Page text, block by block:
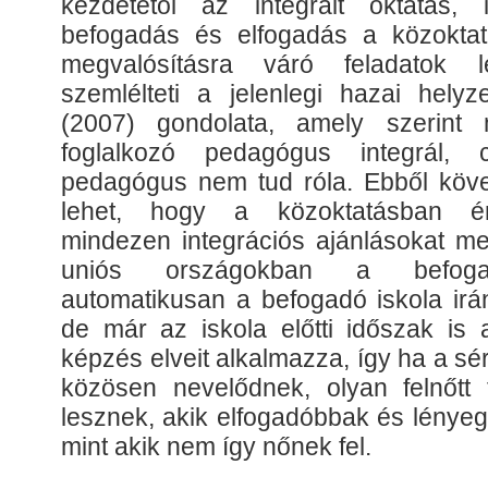
befogadás és elfogadás a
megvalósításra váró feladatok
szemlélteti a jelenlegi hazai
(2007) gondolata, amely szerint
foglalkozó pedagógus
pedagógus nem tud róla. Ebből
lehet, hogy a közoktatásban
mindezen integrációs ajánlásokat
uniós országokban a
automatikusan a befogadó iskola
de már az iskola előtti időszak is
képzés elveit alkalmazza, így ha a
közösen nevelődnek, olyan felnőtt
lesznek, akik elfogadóbbak és
mint akik nem így nőnek fel.